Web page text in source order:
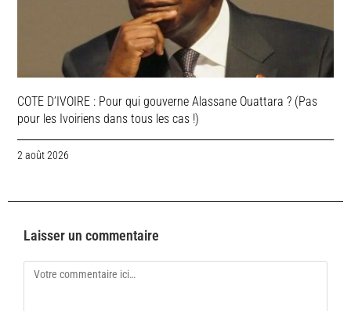
COTE D’IVOIRE : Pour qui gouverne Alassane Ouattara ? (Pas
pour les Ivoiriens dans tous les cas !)
2 août 2026
Laisser un commentaire